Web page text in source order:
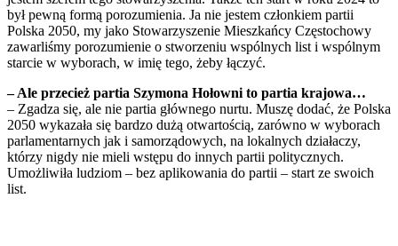
był pewną formą porozumienia. Ja nie jestem członkiem partii
Polska 2050, my jako Stowarzyszenie Mieszkańcy Częstochowy
zawarliśmy porozumienie o stworzeniu wspólnych list i wspólnym
starcie w wyborach, w imię tego, żeby łączyć.
– Ale przecież partia Szymona Hołowni to partia krajowa…
– Zgadza się, ale nie partia głównego nurtu. Muszę dodać, że Polska
2050 wykazała się bardzo dużą otwartością, zarówno w wyborach
parlamentarnych jak i samorządowych, na lokalnych działaczy,
którzy nigdy nie mieli wstępu do innych partii politycznych.
Umożliwiła ludziom – bez aplikowania do partii – start ze swoich
list.